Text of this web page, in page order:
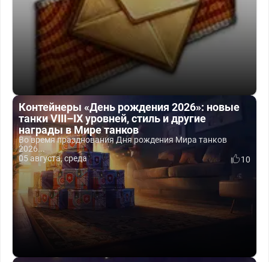
Контейнеры «День рождения 2026»: новые
танки VIII–IX уровней, стиль и другие
награды в Мире танков
Во время празднования Дня рождения Мира танков
2026...
05 августа, среда
10